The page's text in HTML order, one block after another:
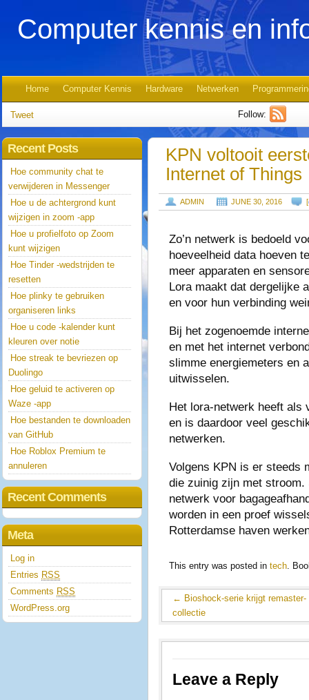
Computer kennis en
Home Computer Kennis Hardware Netwerken
Tweet Follow:
KPN voltooit
Internet of Things
ADMIN JUNE 30, 2016 [
Zo’n netwerk is bedoeld
hoeveelheid data hoeven
meer apparaten en
Lora maakt dat dergelijke
en voor hun verbinding
Bij het zogenoemde
en met het internet
slimme energiemeters en
uitwisselen.
Het lora-netwerk heeft als
en is daardoor veel
netwerken.
Volgens KPN is er steeds
die zuinig zijn met
netwerk voor
worden in een proef
Rotterdamse haven
This entry was posted intech.
← Bioshock-serie krijgt remaster-
collectie
Leave a Reply
Recent Posts
Hoe community chat te
verwijderen in Messenger
Hoe u de achtergrond kunt
wijzigen in zoom -app
Hoe u profielfoto op Zoom
kunt wijzigen
Hoe Tinder -wedstrijden te
resetten
Hoe plinky te gebruiken
organiseren links
Hoe u code -kalender kunt
kleuren over notie
Hoe streak te bevriezen op
Duolingo
Hoe geluid te activeren op
Waze -app
Hoe bestanden te downloaden
van GitHub
Hoe Roblox Premium te
annuleren
Recent Comments
Meta
Log in
Entries RSS
Comments RSS
WordPress.org